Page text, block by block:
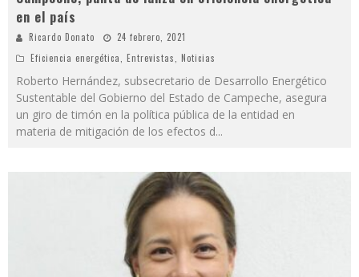
en el país
Ricardo Donato
24 febrero, 2021
Eficiencia energética
Entrevistas Noticias
Roberto Hernández, subsecretario de Desarrollo Energético
Sustentable del Gobierno del Estado de Campeche, asegura
un giro de timón en la política pública de la entidad en
materia de mitigación de los efectos d...